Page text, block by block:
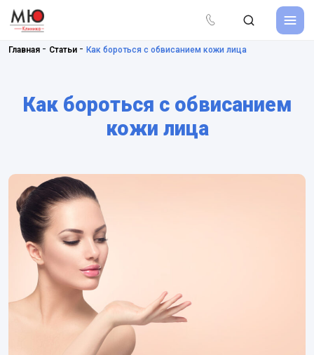
Главная - Статьи - Как бороться с обвисанием кожи лица
Как бороться с обвисанием
кожи лица